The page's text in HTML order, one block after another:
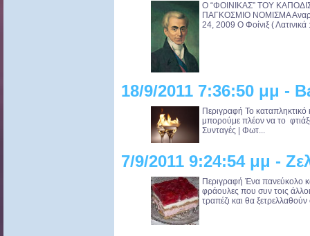
O “ΦΟΙΝΙΚΑΣ” ΤΟΥ
ΠΑΓΚΟΣΜΙΟ ΝΟΜΙΣΜΑ
24, 2009 Ο Φοίνιξ (
18/9/2011 7:36:50 μμ -
Περιγραφή Το καταπληκτικό
μπορούμε πλέον να το
Συνταγές | Φωτ...
7/9/2011 9:24:54 μμ -
Περιγραφή Ένα πανεύκολο
φράουλες που συν τοις
τραπέζι και θα